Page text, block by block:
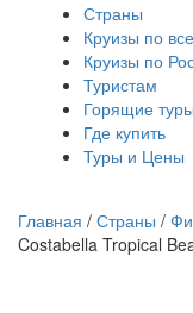
Страны
Круизы по
Круизы по
Туристам
Горящие туры
Где купить
Туры и Цены
Главная / Страны /
Costabella Tropical